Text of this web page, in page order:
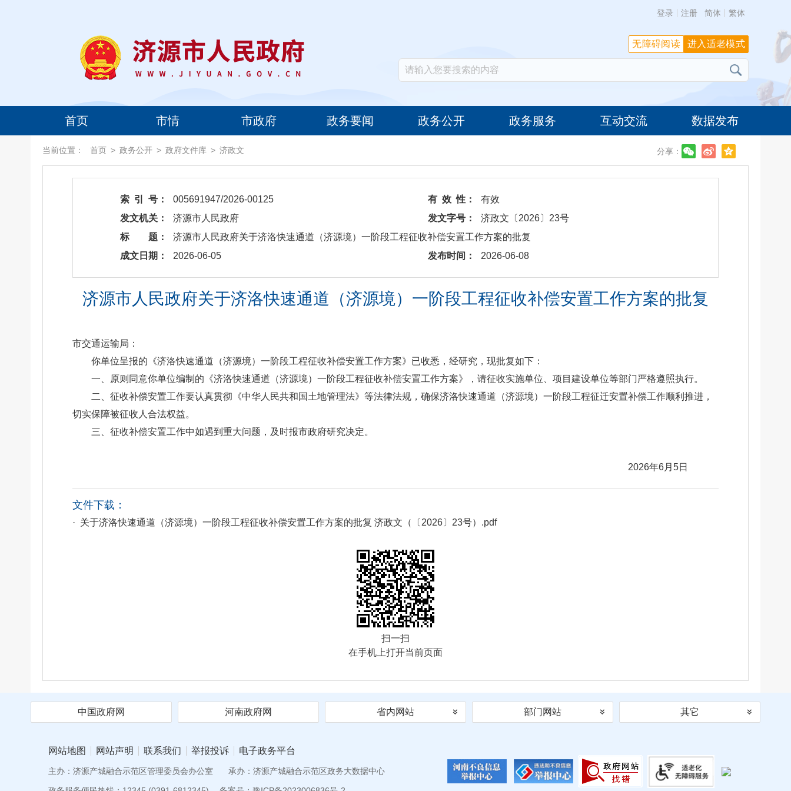
登录 注册 简体 繁体
首页 市情 市政府 政务要闻 政务公开 政务服务 互动交流 数据发布
进入适老模式
无障碍阅读
当前位置： 首页 > 政务公开 > 政府文件库 > 济政文 分享：
索 引 号： 005691947/2026-00125 有 效 性：
有效
发文机关：
济源市人民政府 发文字号：
济政文〔2026〕23号
标 题：
​济源市人民政府关于济洛快速通道（济源境）一阶段工程征收补偿安置工作方案的批复
成文日期：
2026-06-05 发布时间： 2026-06-08
济源市人民政府关于济洛快速通道（济源境）一阶段工程征收补偿安置工作方案的批复
市交通运输局：
你单位呈报的《济洛快速通道（济源境）一阶段工程征收补偿安置工作方案》已收悉，经研究，现批复如下：
一、原则同意你单位编制的《济洛快速通道（济源境）一阶段工程征收补偿安置工作方案》，请征收实施单位、项目建设单位等部门严格遵照执行。
二、征收补偿安置工作要认真贯彻《中华人民共和国土地管理法》等法律法规，确保济洛快速通道（济源境）一阶段工程征迁安置补偿工作顺利推进，
切实保障被征收人合法权益。
三、征收补偿安置工作中如遇到重大问题，及时报市政府研究决定。
2026年6月5日
文件下载：
· 关于济洛快速通道（济源境）一阶段工程征收补偿安置工作方案的批复 济政文（〔2026〕23号）.pdf
扫一扫
在手机上打开当前页面
中国政府网 河南政府网 省内网站 部门网站 其它
网站地图 网站声明 联系我们 举报投诉 电子政务平台
主办：济源产城融合示范区管理委员会办公室 承办：济源产城融合示范区政务大数据中心